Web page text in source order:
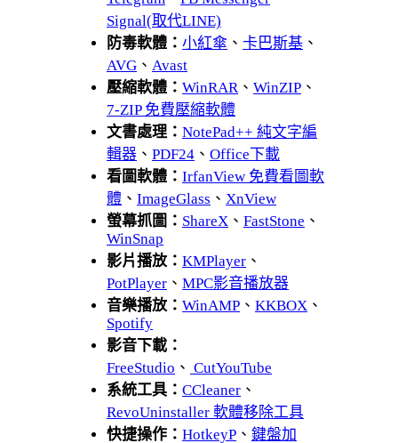
Signal(取代LINE)
防毒軟體： 小紅傘 、 卡巴斯基 、
AVG 、 Avast
壓縮軟體： WinRAR 、 WinZIP 、
7-ZIP 免費壓縮軟體
文書處理： NotePad++ 純文字編
輯器 、 PDF24 、 Office下載
看圖軟體： IrfanView 免費看圖軟
體 、 ImageGlass 、 XnView
螢幕抓圖： ShareX 、 FastStone 、
WinSnap
影片播放： KMPlayer 、
PotPlayer 、 MPC影音播放器
音樂播放： WinAMP 、 KKBOX 、
Spotify
影音下載：
FreeStudio 、 CutYouTube
系統工具： CCleaner 、
RevoUninstaller 軟體移除工具
快捷操作： HotkeyP 、 鍵盤加